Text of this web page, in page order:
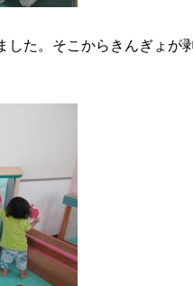
した。そこからきんぎょが